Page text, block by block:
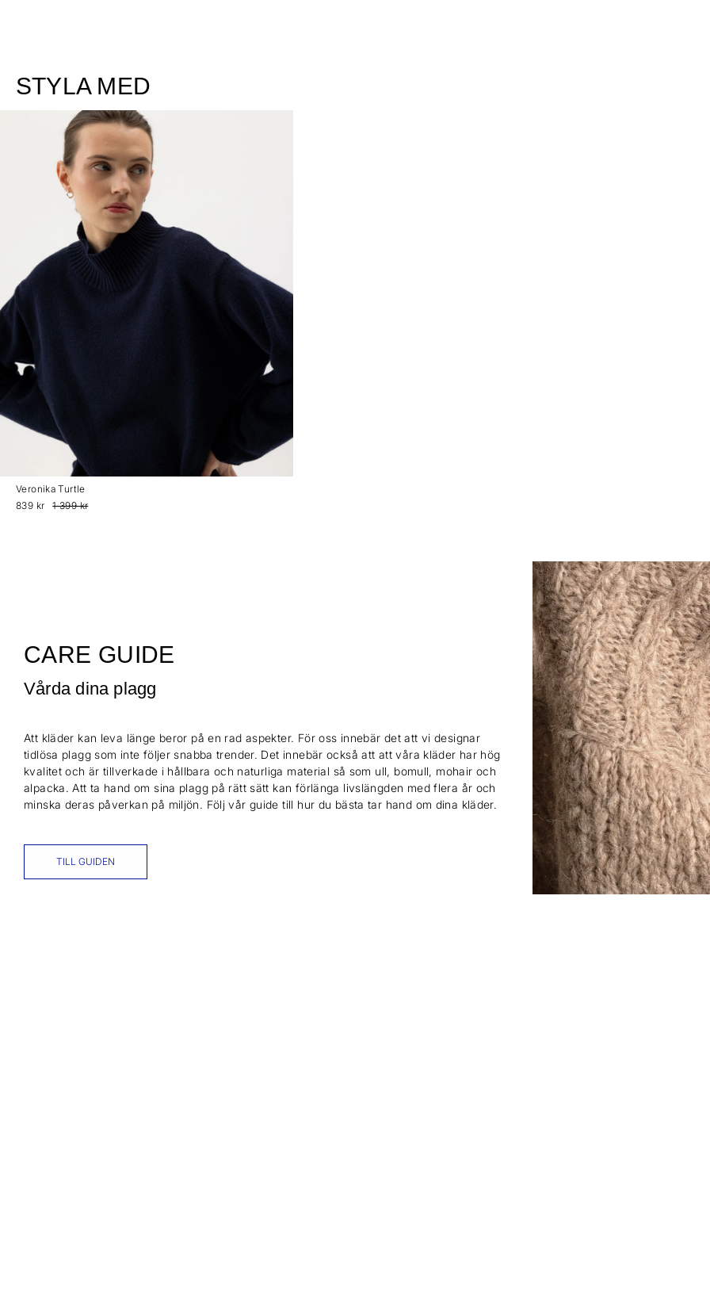
STYLA MED
Veronika Turtle
839 kr
1 399 kr
CARE GUIDE
Vårda dina plagg
Att kläder kan leva länge beror på en rad aspekter. För oss innebär det att vi designar
tidlösa plagg som inte följer snabba trender. Det innebär också att att våra kläder har hög
kvalitet och är tillverkade i hållbara och naturliga material så som ull, bomull, mohair och
alpacka. Att ta hand om sina plagg på rätt sätt kan förlänga livslängden med flera år och
minska deras påverkan på miljön. Följ vår guide till hur du bästa tar hand om dina kläder.
TILL GUIDEN